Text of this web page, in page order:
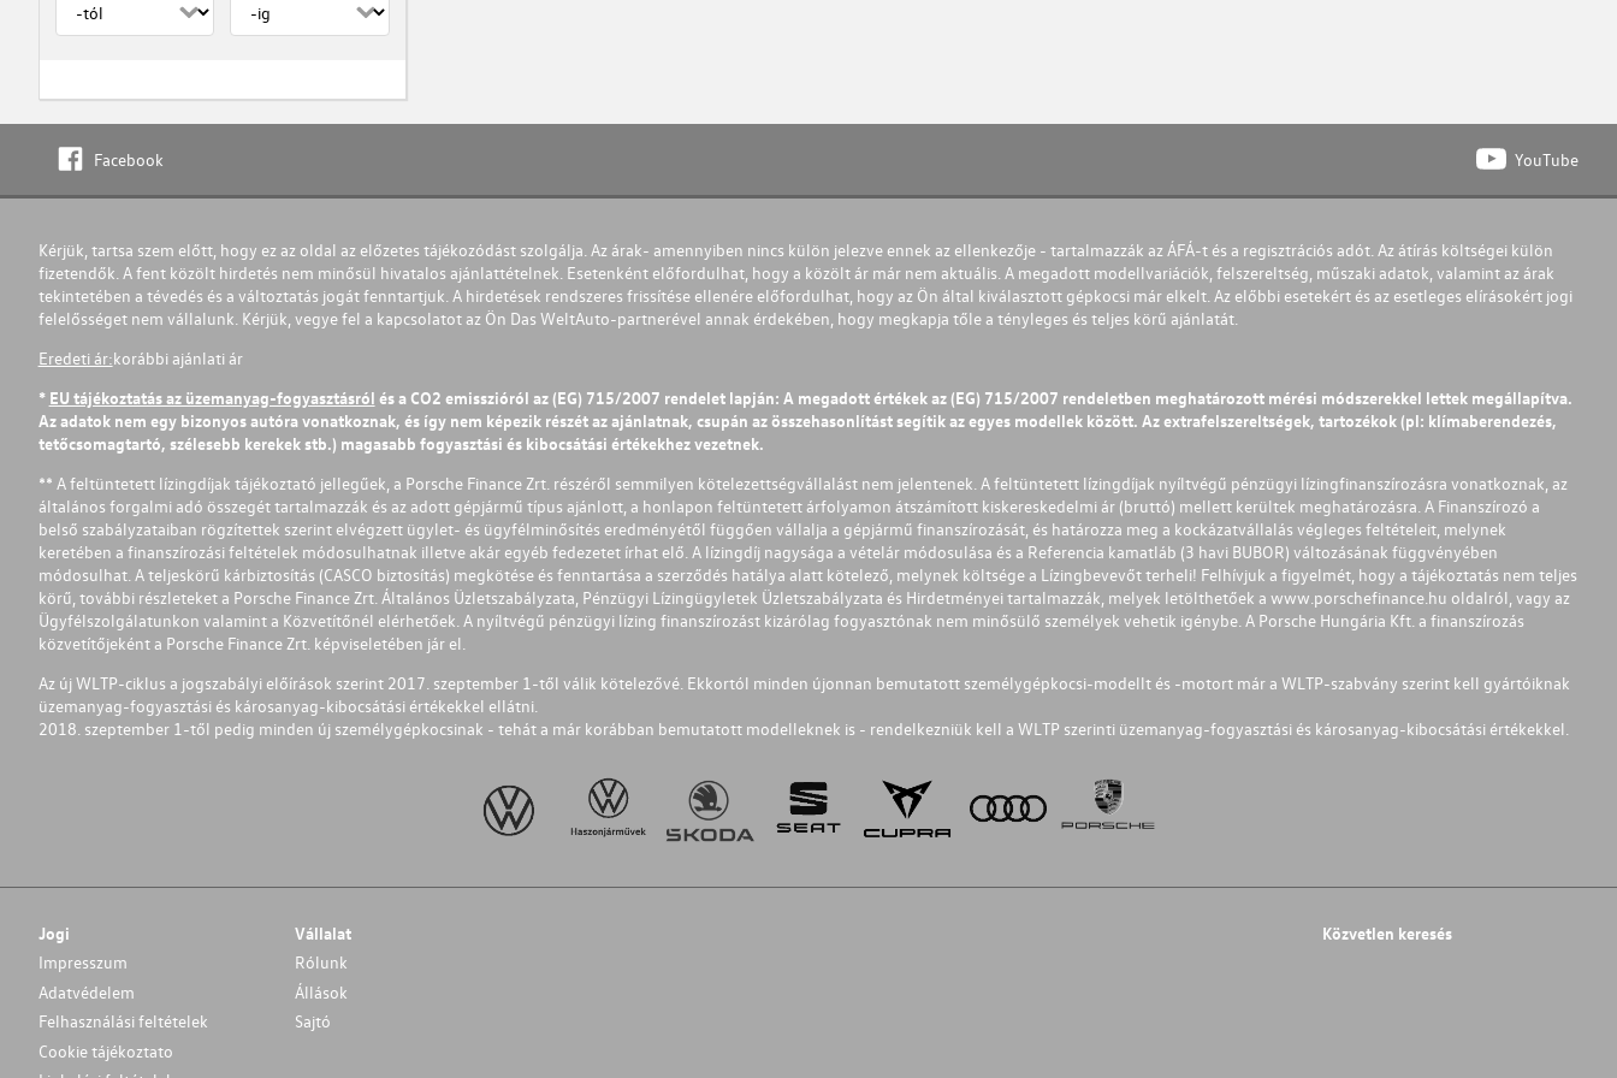
Facebook YouTube
Kérjük, tartsa szem előtt, hogy ez az oldal az előzetes tájékozódást szolgálja. Az árak- amennyiben nincs külön jelezve ennek az ellenkezője - tartalmazzák az ÁFÁ-t és a regisztrációs adót. Az átírás költségei külön
fizetendők. A fent közölt hirdetés nem minősül hivatalos ajánlattételnek. Esetenként előfordulhat, hogy a közölt ár már nem aktuális. A megadott modellvariációk, felszereltség, műszaki adatok, valamint az árak
tekintetében a tévedés és a változtatás jogát fenntartjuk. A hirdetések rendszeres frissítése ellenére előfordulhat, hogy az Ön által kiválasztott gépkocsi már elkelt. Az előbbi esetekért és az esetleges elírásokért jogi
felelősséget nem vállalunk. Kérjük, vegye fel a kapcsolatot az Ön Das WeltAuto-partnerével annak érdekében, hogy megkapja tőle a tényleges és teljes körű ajánlatát.
Eredeti ár:korábbi ajánlati ár
* EU tájékoztatás az üzemanyag-fogyasztásról és a CO2 emisszióról az (EG) 715/2007 rendelet lapján: A megadott értékek az (EG) 715/2007 rendeletben meghatározott mérési módszerekkel lettek megállapítva.
Az adatok nem egy bizonyos autóra vonatkoznak, és így nem képezik részét az ajánlatnak, csupán az összehasonlítást segítik az egyes modellek között. Az extrafelszereltségek, tartozékok (pl: klímaberendezés,
tetőcsomagtartó, szélesebb kerekek stb.) magasabb fogyasztási és kibocsátási értékekhez vezetnek.
** A feltüntetett lízingdíjak tájékoztató jellegűek, a Porsche Finance Zrt. részéről semmilyen kötelezettségvállalást nem jelentenek. A feltüntetett lízingdíjak nyíltvégű pénzügyi lízingfinanszírozásra vonatkoznak, az
általános forgalmi adó összegét tartalmazzák és az adott gépjármű típus ajánlott, a honlapon feltüntetett árfolyamon átszámított kiskereskedelmi ár (bruttó) mellett kerültek meghatározásra. A Finanszírozó a
belső szabályzataiban rögzítettek szerint elvégzett ügylet- és ügyfélminősítés eredményétől függően vállalja a gépjármű finanszírozását, és határozza meg a kockázatvállalás végleges feltételeit, melynek
keretében a finanszírozási feltételek módosulhatnak illetve akár egyéb fedezetet írhat elő. A lízingdíj nagysága a vételár módosulása és a Referencia kamatláb (3 havi BUBOR) változásának függvényében
módosulhat. A teljeskörű kárbiztosítás (CASCO biztosítás) megkötése és fenntartása a szerződés hatálya alatt kötelező, melynek költsége a Lízingbevevőt terheli! Felhívjuk a figyelmét, hogy a tájékoztatás nem teljes
körű, további részleteket a Porsche Finance Zrt. Általános Üzletszabályzata, Pénzügyi Lízingügyletek Üzletszabályzata és Hirdetményei tartalmazzák, melyek letölthetőek a www.porschefinance.hu oldalról, vagy az
Ügyfélszolgálatunkon valamint a Közvetítőnél elérhetőek. A nyíltvégű pénzügyi lízing finanszírozást kizárólag fogyasztónak nem minősülő személyek vehetik igénybe. A Porsche Hungária Kft. a finanszírozás
közvetítőjeként a Porsche Finance Zrt. képviseletében jár el.
Az új WLTP-ciklus a jogszabályi előírások szerint 2017. szeptember 1-től válik kötelezővé. Ekkortól minden újonnan bemutatott személygépkocsi-modellt és -motort már a WLTP-szabvány szerint kell gyártóiknak
üzemanyag-fogyasztási és károsanyag-kibocsátási értékekkel ellátni.
2018. szeptember 1-től pedig minden új személygépkocsinak - tehát a már korábban bemutatott modelleknek is - rendelkezniük kell a WLTP szerinti üzemanyag-fogyasztási és károsanyag-kibocsátási értékekkel.
Jogi
Impresszum
Adatvédelem
Felhasználási feltételek
Cookie tájékoztato
Vállalat
Rólunk
Állások
Sajtó
Közvetlen keresés